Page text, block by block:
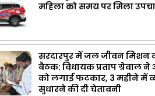
महिला को समय पर मिला
सरदारपुर में जल जीवन मिशन
बैठक: विधायक प्रताप ग्रेवाल ने
को लगाई फटकार, 3 महीने में
सुधारने की दी चेतावनी